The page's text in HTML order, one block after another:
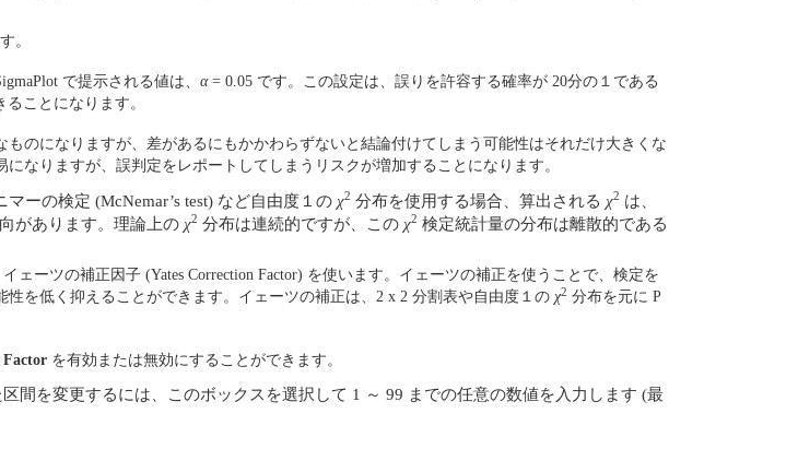
。
で提示される値は、α= 0.05 です。この設定は、誤りを許容する確率が 20分の１である
ことになります。
のになりますが、差があるにもかかわらずないと結論付けてしまう可能性はそれだけ大きくな
なりますが、誤判定をレポートしてしまうリスクが増加することになります。
ーの検定 (McNemar’s test) など自由度１の χ2 分布を使用する場合、算出される χ2 は、
があります。理論上の χ2 分布は連続的ですが、この χ2 検定統計量の分布は離散的である
ェーツの補正因子 (Yates Correction Factor) を使います。イェーツの補正を使うことで、検定を
を低く抑えることができます。イェーツの補正は、2 x 2 分割表や自由度１の χ2 分布を元に P
Factor を有効または無効にすることができます。
間を変更するには、このボックスを選択して 1 ～ 99 までの任意の数値を入力します (最